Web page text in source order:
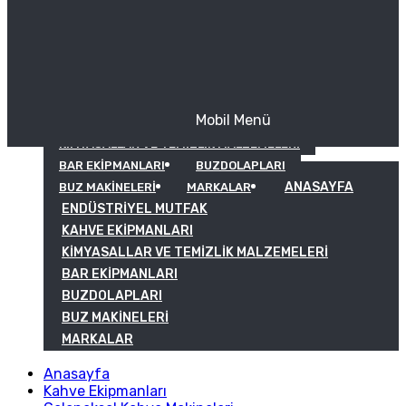
KIMYASALLAR VE TEMIZLIK MALZEMELERI
BAR EKIPMANLARI
BUZDOLAPLARI
BUZ MAKINELERI
MARKALAR
Mobil Menü
ANASAYFA
ENDÜSTRIYEL MUTFAK
KAHVE EKIPMANLARI
KIMYASALLAR VE TEMIZLIK MALZEMELERI
BAR EKIPMANLARI
BUZDOLAPLARI
BUZ MAKINELERI
MARKALAR
Anasayfa
Kahve Ekipmanları